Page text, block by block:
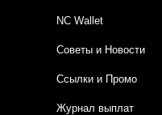
NC Wallet
Советы и Новости
Ссылки и Промо
Журнал выплат